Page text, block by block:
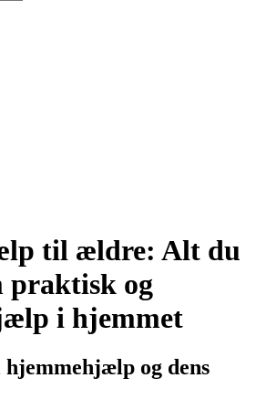
til ældre: Alt du
praktisk og
i hjemmet
og dens